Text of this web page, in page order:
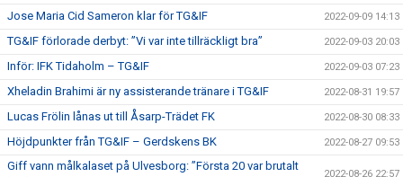
Jose Maria Cid Sameron klar för TG&IF 2022-09-09 14:13
TG&IF förlorade derbyt: ”Vi var inte tillräckligt bra” 2022-09-03 20:03
Inför: IFK Tidaholm – TG&IF 2022-09-03 07:23
Xheladin Brahimi är ny assisterande tränare i TG&IF 2022-08-31 19:57
Lucas Frölin lånas ut till Åsarp-Trädet FK 2022-08-30 08:33
Höjdpunkter från TG&IF – Gerdskens BK 2022-08-27 09:53
Giff vann målkalaset på Ulvesborg: ”Första 20 var brutalt
2022-08-26 22:57